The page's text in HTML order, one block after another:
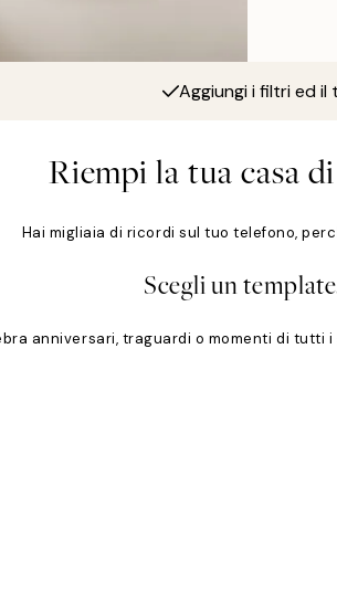
Aggiungi i filtri ed il
Riempi la tua casa
Hai migliaia di ricordi sul tuo telefono,
Scegli un
anniversari, traguardi o momenti di